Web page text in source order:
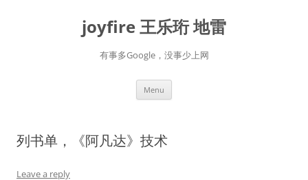
joyfire 王乐珩 地雷
有事多Google，没事少上网
Menu
列书单，《阿凡达》技术
Leave a reply